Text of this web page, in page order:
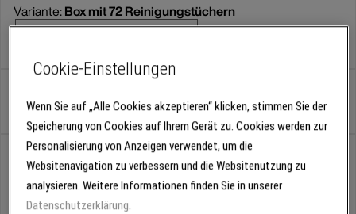
Variante:Box mit 72 Reinigungstüchern
Dose
Abholung
Für Verfügbarkeiten bitteanmelden
Cookie-Einstellungen
Wenn Sie auf „Alle Cookies akzeptieren“ klicken, stimmen Sie der
Speicherung von Cookies auf Ihrem Gerät zu. Cookies werden zur
Personalisierung von Anzeigen verwendet, um die
Websitenavigation zu verbessern und die Websitenutzung zu
analysieren. Weitere Informationen finden Sie in unserer
Datenschutzerklärung.